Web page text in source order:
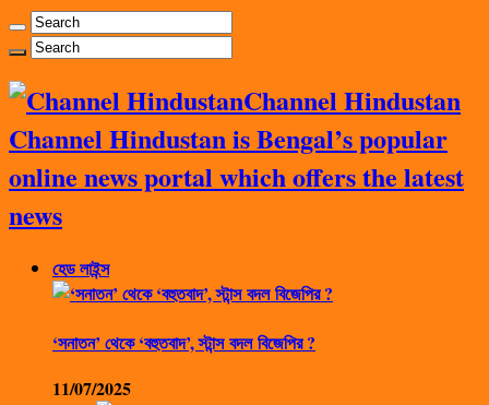
Channel Hindustan
Channel Hindustan is Bengal’s popular
online news portal which offers the latest
news
হেড লাইন্স
‘সনাতন’ থেকে ‘বহুতবাদ’, স্টান্স বদল বিজেপির ?
11/07/2025